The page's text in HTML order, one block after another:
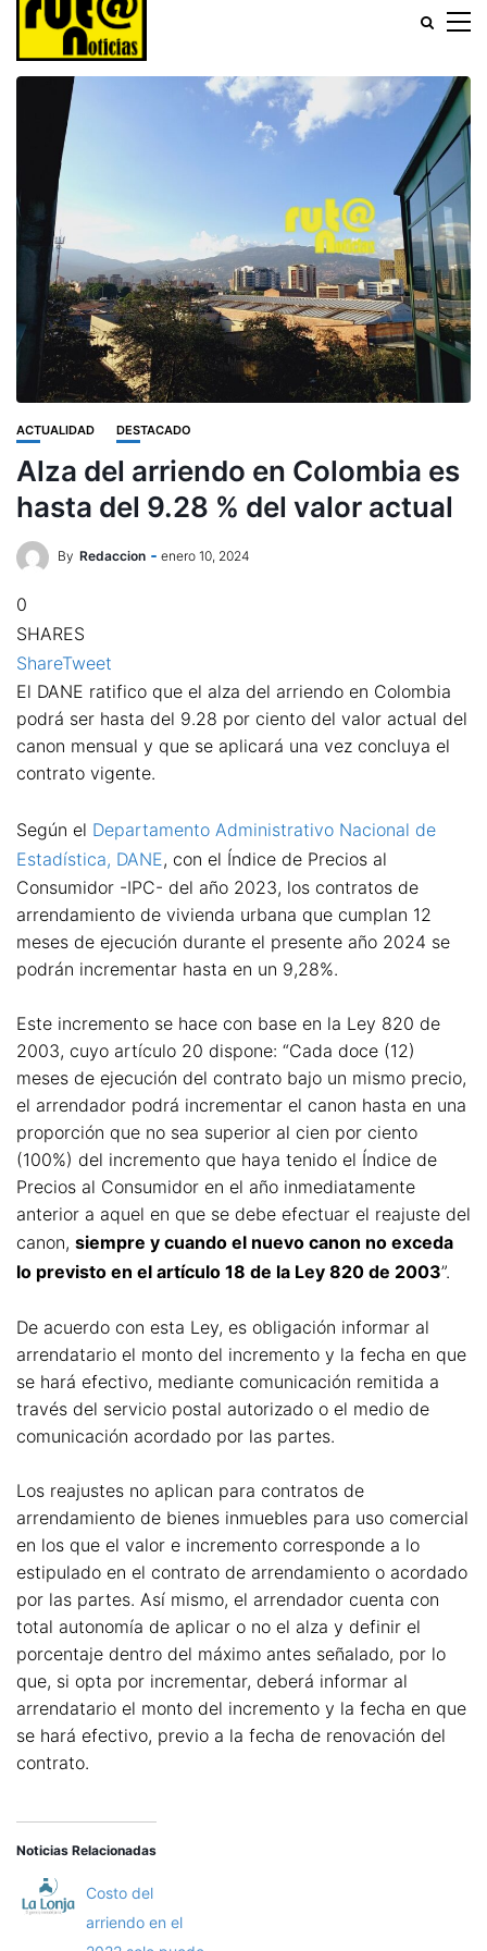
ACTUALIDAD DESTACADO
Alza del arriendo en Colombia es
hasta del 9.28 % del valor actual
By Redaccion enero 10, 2024
0
SHARES
ShareTweet
El DANE ratifico que el alza del arriendo en Colombia
podrá ser hasta del 9.28 por ciento del valor actual del
canon mensual y que se aplicará una vez concluya el
contrato vigente.
Según el Departamento Administrativo Nacional de
Estadística, DANE, con el Índice de Precios al
Consumidor -IPC- del año 2023, los contratos de
arrendamiento de vivienda urbana que cumplan 12
meses de ejecución durante el presente año 2024 se
podrán incrementar hasta en un 9,28%.
Este incremento se hace con base en la Ley 820 de
2003, cuyo artículo 20 dispone: “Cada doce (12)
meses de ejecución del contrato bajo un mismo precio,
el arrendador podrá incrementar el canon hasta en una
proporción que no sea superior al cien por ciento
(100%) del incremento que haya tenido el Índice de
Precios al Consumidor en el año inmediatamente
anterior a aquel en que se debe efectuar el reajuste del
canon, siempre y cuando el nuevo canon no exceda
lo previsto en el artículo 18 de la Ley 820 de 2003”.
De acuerdo con esta Ley, es obligación informar al
arrendatario el monto del incremento y la fecha en que
se hará efectivo, mediante comunicación remitida a
través del servicio postal autorizado o el medio de
comunicación acordado por las partes.
Los reajustes no aplican para contratos de
arrendamiento de bienes inmuebles para uso comercial
en los que el valor e incremento corresponde a lo
estipulado en el contrato de arrendamiento o acordado
por las partes. Así mismo, el arrendador cuenta con
total autonomía de aplicar o no el alza y definir el
porcentaje dentro del máximo antes señalado, por lo
que, si opta por incrementar, deberá informar al
arrendatario el monto del incremento y la fecha en que
se hará efectivo, previo a la fecha de renovación del
contrato.
Noticias Relacionadas
Costo del
arriendo en el